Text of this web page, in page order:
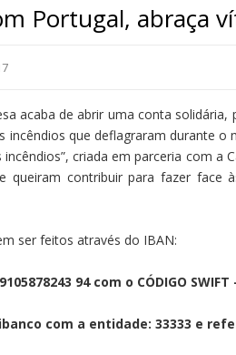
Portugal, abraça
acaba de abrir uma conta
incêndios que deflagraram durante o
criada em parceria com a
queiram contribuir para fazer face
ser feitos através do IBAN:
94 com o CÓDIGO SWIFT
com a entidade: 33333 e